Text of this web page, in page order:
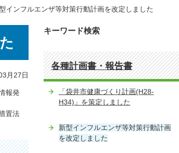
インフルエンザ等対策行動計画を改定しました
月27日
報発
置法
キーワード検索
各種計画書・報告書
「袋井市健康づくり計画(H28-
H34)」を策定しました
新型インフルエンザ等対策行動計画
を改定しました